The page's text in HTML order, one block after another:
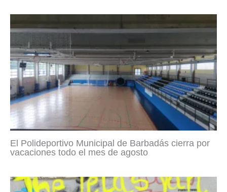
El Polideportivo Municipal de Barbadás cierra por
vacaciones todo el mes de agosto